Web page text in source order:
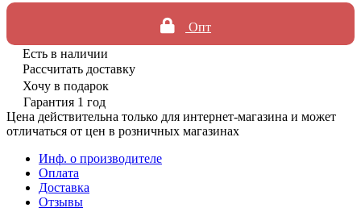
Опт
Есть в наличии
Рассчитать доставку
Хочу в подарок
Гарантия 1 год
Цена действительна только для интернет-магазина и может
отличаться от цен в розничных магазинах
Инф. о производителе
Оплата
Доставка
Отзывы